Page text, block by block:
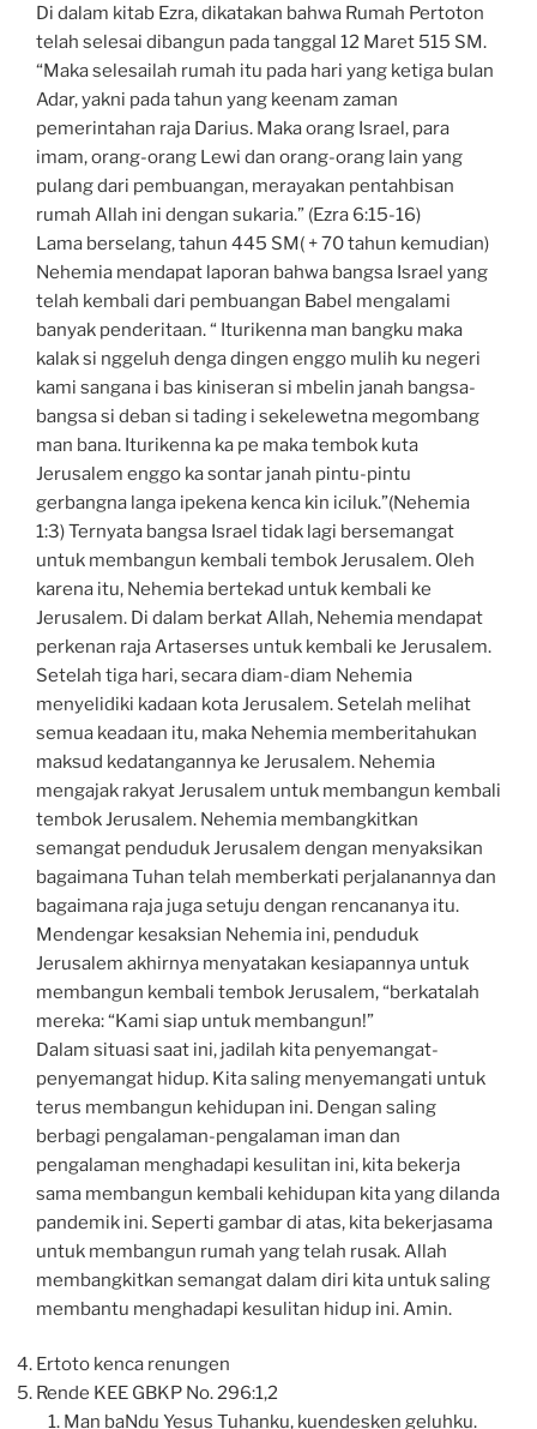
Di dalam kitab Ezra, dikatakan bahwa Rumah Pertoton
telah selesai dibangun pada tanggal 12 Maret 515 SM.
“Maka selesailah rumah itu pada hari yang ketiga bulan
Adar, yakni pada tahun yang keenam zaman
pemerintahan raja Darius. Maka orang Israel, para
imam, orang-orang Lewi dan orang-orang lain yang
pulang dari pembuangan, merayakan pentahbisan
rumah Allah ini dengan sukaria.” (Ezra 6:15-16)
Lama berselang, tahun 445 SM( + 70 tahun kemudian)
Nehemia mendapat laporan bahwa bangsa Israel yang
telah kembali dari pembuangan Babel mengalami
banyak penderitaan. “ Iturikenna man bangku maka
kalak si nggeluh denga dingen enggo mulih ku negeri
kami sangana i bas kiniseran si mbelin janah bangsa-
bangsa si deban si tading i sekelewetna megombang
man bana. Iturikenna ka pe maka tembok kuta
Jerusalem enggo ka sontar janah pintu-pintu
gerbangna langa ipekena kenca kin iciluk.”(Nehemia
1:3) Ternyata bangsa Israel tidak lagi bersemangat
untuk membangun kembali tembok Jerusalem. Oleh
karena itu, Nehemia bertekad untuk kembali ke
Jerusalem. Di dalam berkat Allah, Nehemia mendapat
perkenan raja Artaserses untuk kembali ke Jerusalem.
Setelah tiga hari, secara diam-diam Nehemia
menyelidiki kadaan kota Jerusalem. Setelah melihat
semua keadaan itu, maka Nehemia memberitahukan
maksud kedatangannya ke Jerusalem. Nehemia
mengajak rakyat Jerusalem untuk membangun kembali
tembok Jerusalem. Nehemia membangkitkan
semangat penduduk Jerusalem dengan menyaksikan
bagaimana Tuhan telah memberkati perjalanannya dan
bagaimana raja juga setuju dengan rencananya itu.
Mendengar kesaksian Nehemia ini, penduduk
Jerusalem akhirnya menyatakan kesiapannya untuk
membangun kembali tembok Jerusalem, “berkatalah
mereka: “Kami siap untuk membangun!”
Dalam situasi saat ini, jadilah kita penyemangat-
penyemangat hidup. Kita saling menyemangati untuk
terus membangun kehidupan ini. Dengan saling
berbagi pengalaman-pengalaman iman dan
pengalaman menghadapi kesulitan ini, kita bekerja
sama membangun kembali kehidupan kita yang dilanda
pandemik ini. Seperti gambar di atas, kita bekerjasama
untuk membangun rumah yang telah rusak. Allah
membangkitkan semangat dalam diri kita untuk saling
membantu menghadapi kesulitan hidup ini. Amin.
Ertoto kenca renungen
Rende KEE GBKP No. 296:1,2
Man baNdu Yesus Tuhanku, kuendesken geluhku.